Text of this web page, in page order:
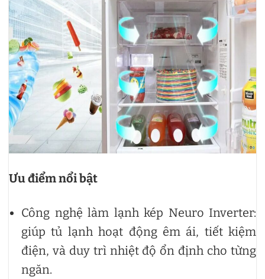
Ưu điểm nổi bật
Công nghệ làm lạnh kép Neuro Inverter:
giúp tủ lạnh hoạt động êm ái, tiết kiệm
điện, và duy trì nhiệt độ ổn định cho từng
ngăn.